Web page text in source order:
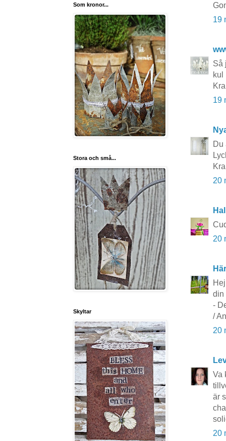
19
Så
kul
19
Du
20
20
din
-
/
20
Va
är
20
Som kronor...
Stora och små...
Skyltar